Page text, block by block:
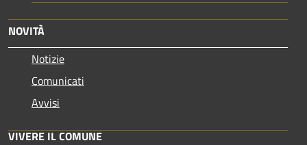
NOVITÀ
Notizie
Comunicati
Avvisi
VIVERE IL COMUNE